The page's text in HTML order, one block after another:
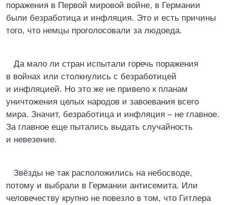
поражения в Первой мировой войне, в Германии
были безработица и инфляция. Это и есть причины
того, что немцы проголосовали за людоеда.
Да мало ли стран испытали горечь поражения
в войнах или столкнулись с безработицей
и инфляцией. Но это же не привело к планам
уничтожения целых народов и завоевания всего
мира. Значит, безработица и инфляция – не главное.
За главное еще пытались выдать случайность
и невезение.
Звёзды не так расположились на небосводе,
потому и выбрали в Германии антисемита. Или
человечеству крупно не повезло в том, что Гитлера